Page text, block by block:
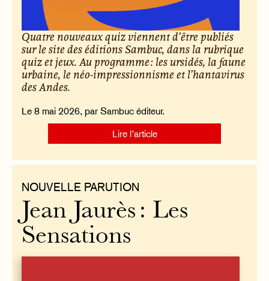
Quatre nouveaux quiz viennent d’être publiés
sur le site des éditions Sambuc, dans la rubrique
quiz et jeux. Au programme : les ursidés, la faune
urbaine, le néo-impressionnisme et l’hantavirus
des Andes.
Le 8 mai 2026, par Sambuc éditeur.
Lire l’article
NOUVELLE PARUTION
Jean Jaurès : Les
Sensations